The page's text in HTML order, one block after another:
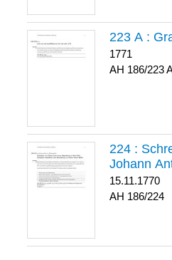
223 A :
1771
186/223
224 :
Johann
15.11.1770
186/224